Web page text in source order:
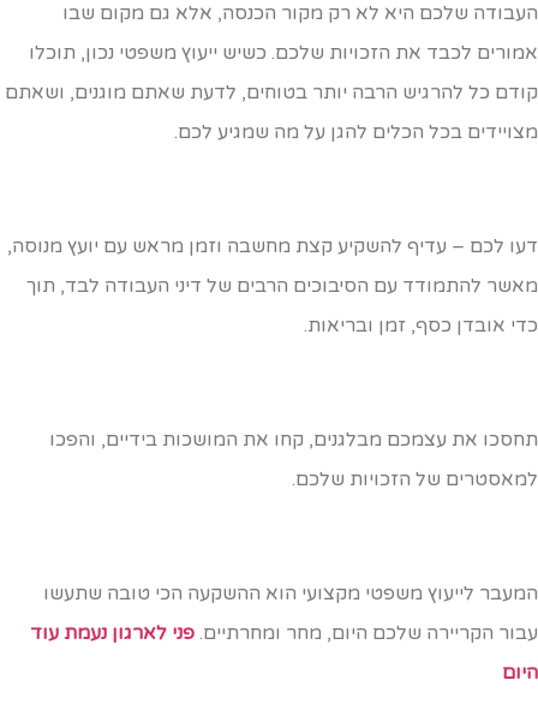
שלכם היא לא רק מקור הכנסה, אלא גם מקום שבו
לכבד את הזכויות שלכם. כשיש ייעוץ משפטי נכון, תוכלו
כל להרגיש הרבה יותר בטוחים, לדעת שאתם מוגנים, ושאתם
בכל הכלים להגן על מה שמגיע לכם.
לכם – עדיף להשקיע קצת מחשבה וזמן מראש עם יועץ מנוסה,
להתמודד עם הסיבוכים הרבים של דיני העבודה לבד, תוך
אובדן כסף, זמן ובריאות.
את עצמכם מבלגנים, קחו את המושכות בידיים, והפכו
של הזכויות שלכם.
לייעוץ משפטי מקצועי הוא ההשקעה הכי טובה שתעשו
הקריירה שלכם היום, מחר ומחרתיים.פני לארגון נעמת עוד